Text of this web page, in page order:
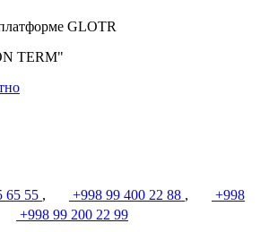
GLOTR
TERM"
65 55 , +998 99 400 22 88 ,
+998
+998 99 200 22 99